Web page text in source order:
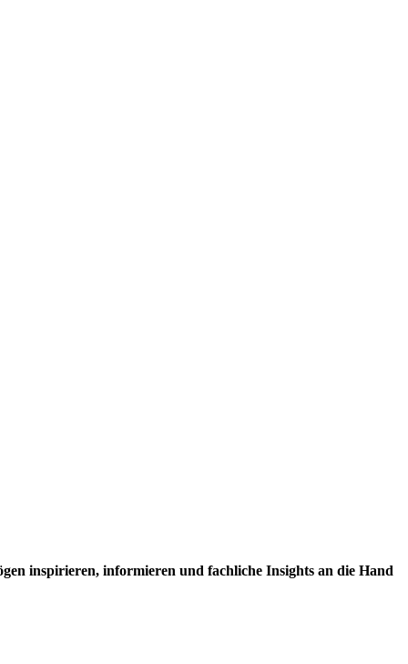
inspirieren, informieren und fachliche Insights an die Hand